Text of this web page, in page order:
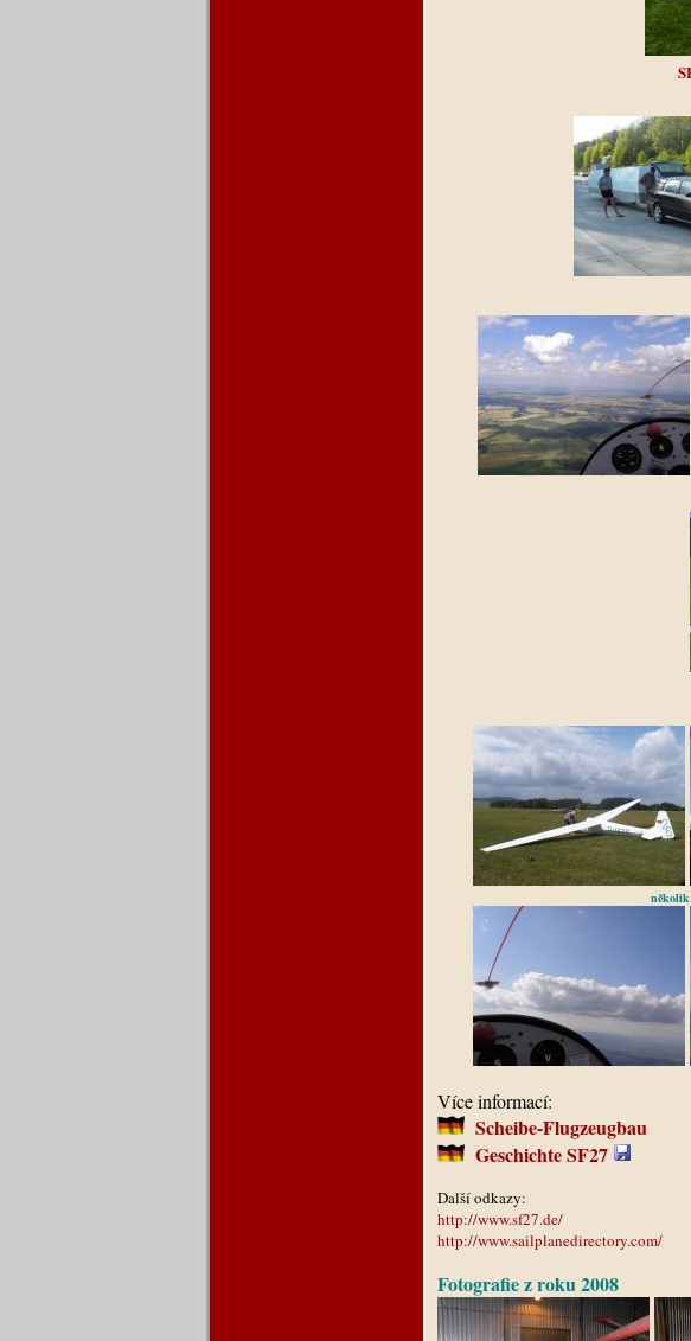
doprava
...
několik
Více informací:
Scheibe-Flugzeugbau
Geschichte SF27
Další odkazy:
http://www.sf27.de/
http://www.sailplanedirectory.com/
Fotografie z roku 2008